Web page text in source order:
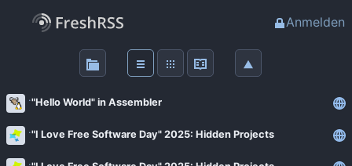
Anmelden
Haupt-Feeds
"Hello World" in Assembler
"I Love Free Software Day" 2025: Hidden Projects